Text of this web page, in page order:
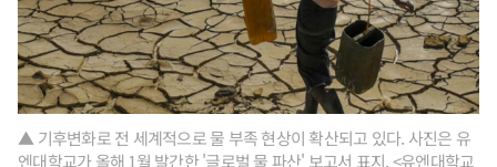
▲ 기후변화로 전 세계적으로 물 부족 현상이 확산되고 있다. 사진은 유
엔대학교가 올해 1월 발간한 '글로벌 물 파산' 보고서 표지. <유엔대학교